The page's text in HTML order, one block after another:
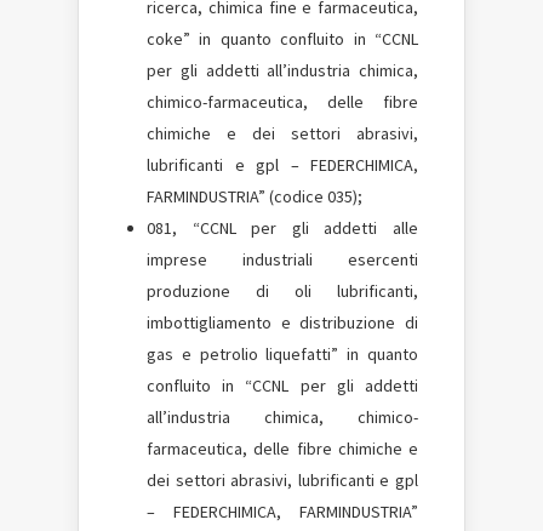
ricerca, chimica fine e farmaceutica,
coke” in quanto confluito in “CCNL
per gli addetti all’industria chimica,
chimico-farmaceutica, delle fibre
chimiche e dei settori abrasivi,
lubrificanti e gpl – FEDERCHIMICA,
FARMINDUSTRIA” (codice 035);
081, “CCNL per gli addetti alle
imprese industriali esercenti
produzione di oli lubrificanti,
imbottigliamento e distribuzione di
gas e petrolio liquefatti” in quanto
confluito in “CCNL per gli addetti
all’industria chimica, chimico-
farmaceutica, delle fibre chimiche e
dei settori abrasivi, lubrificanti e gpl
– FEDERCHIMICA, FARMINDUSTRIA”